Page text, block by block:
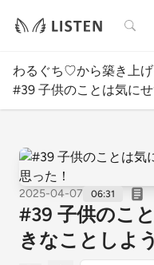
検索
わるぐち♡から築き上
#39 子供のことは気に
2025-04-07 06:31
#39 子供のこ
きなことしよ